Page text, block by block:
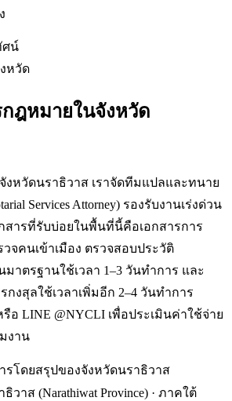
ศน์
หวัด
กฎหมายในจังหวัด
งหวัดนราธิวาส เราจัดทีมแปลและทนาย
Services Attorney) รองรับงานเร่งด่วน
สารที่รับบ่อยในพื้นที่นี้คือเอกสารการ
จคนเข้าเมือง ตรวจสอบประวัติ
าตรฐานใช้เวลา 1–3 วันทำการ และ
งสุลใช้เวลาเพิ่มอีก 2–4 วันทำการ
รือ LINE @NYCLI เพื่อประเมินค่าใช้จ่าย
งาน
รโดยสรุปของจังหวัดนราธิวาส
ธิวาส (Narathiwat Province) · ภาคใต้